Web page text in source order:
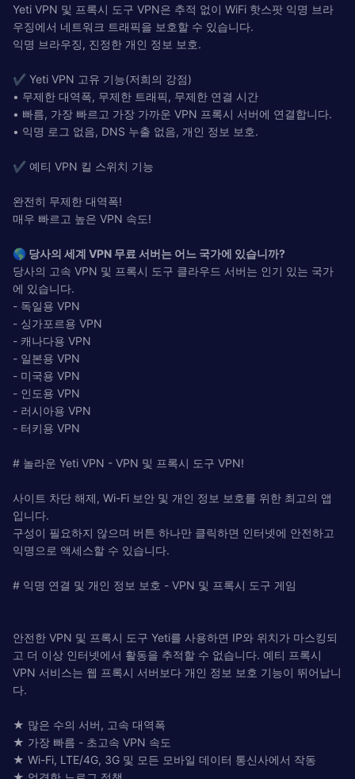
Yeti VPN 및 프록시 도구 VPN은 추적 없이 WiFi 핫스팟 익명 브라
우징에서 네트워크 트래픽을 보호할 수 있습니다.
익명 브라우징, 진정한 개인 정보 보호.
✔️ Yeti VPN 고유 기능(저희의 강점)
• 무제한 대역폭, 무제한 트래픽, 무제한 연결 시간
• 빠름, 가장 빠르고 가장 가까운 VPN 프록시 서버에 연결합니다.
• 익명 로그 없음, DNS 누출 없음, 개인 정보 보호.
✔️ 예티 VPN 킬 스위치 기능
완전히 무제한 대역폭!
매우 빠르고 높은 VPN 속도!
🌎 당사의 세계 VPN 무료 서버는 어느 국가에 있습니까?
당사의 고속 VPN 및 프록시 도구 클라우드 서버는 인기 있는 국가
에 있습니다.
- 독일용 VPN
- 싱가포르용 VPN
- 캐나다용 VPN
- 일본용 VPN
- 미국용 VPN
- 인도용 VPN
- 러시아용 VPN
- 터키용 VPN
# 놀라운 Yeti VPN - VPN 및 프록시 도구 VPN!
사이트 차단 해제, Wi-Fi 보안 및 개인 정보 보호를 위한 최고의 앱
입니다.
구성이 필요하지 않으며 버튼 하나만 클릭하면 인터넷에 안전하고
익명으로 액세스할 수 있습니다.
# 익명 연결 및 개인 정보 보호 - VPN 및 프록시 도구 게임
안전한 VPN 및 프록시 도구 Yeti를 사용하면 IP와 위치가 마스킹되
고 더 이상 인터넷에서 활동을 추적할 수 없습니다. 예티 프록시
VPN 서비스는 웹 프록시 서버보다 개인 정보 보호 기능이 뛰어납니
다.
★ 많은 수의 서버, 고속 대역폭
★ 가장 빠름 - 초고속 VPN 속도
★ Wi-Fi, LTE/4G, 3G 및 모든 모바일 데이터 통신사에서 작동